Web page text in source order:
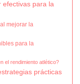
efectivas para la
mejorar la
para la
el rendimiento atlético?
prácticas